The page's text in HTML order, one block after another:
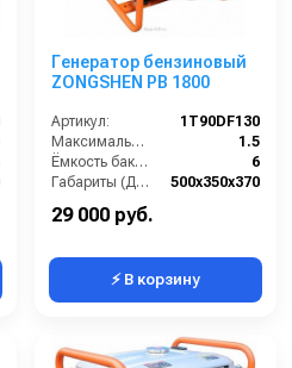
Генератор бензиновый
ZONGSHEN PB 1800
Артикул:
1T90DF130
Максимальная мощность (кВА):
1.5
Ёмкость бака (л):
6
Габариты (ДхШхВ):
500х350х370
Количество фаз:
29 000 руб.
⚡ В корзину